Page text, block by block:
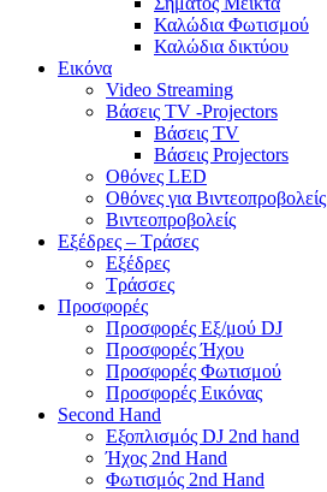
Καλώδια Φωτισμού
Καλώδια δικτύου
Εικόνα
Video Streaming
Βάσεις TV -Projectors
Βάσεις TV
Βάσεις Projectors
Οθόνες LED
Οθόνες για Βιντεοπροβολείς
Βιντεοπροβολείς
Εξέδρες – Τράσες
Εξέδρες
Τράσσες
Προσφορές
Προσφορές Εξ/μού DJ
Προσφορές Ήχου
Προσφορές Φωτισμού
Προσφορές Εικόνας
Second Hand
Εξοπλισμός DJ 2nd hand
Ήχος 2nd Hand
Φωτισμός 2nd Hand